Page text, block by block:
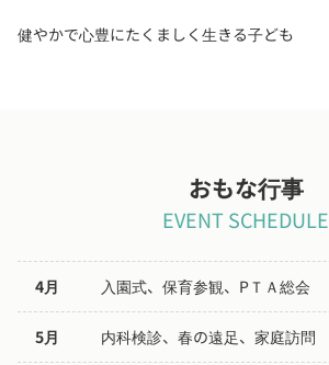
健やかで心豊にたくましく生きる子ども
おもな行事
EVENT SCHEDULE
4月 入園式、保育参観、PＴＡ総会
5月 内科検診、春の遠足、家庭訪問